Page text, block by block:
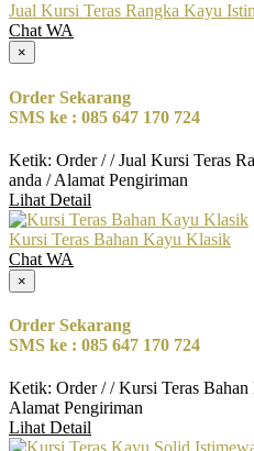
Jual Kursi Teras Rangka Kayu
Chat WA
×
Order Sekarang
SMS ke : 085 647 170 724
Ketik: Order / / Jual Kursi Teras
anda / Alamat Pengiriman
Lihat Detail
Kursi Teras Bahan Kayu Klasik
Chat WA
×
Order Sekarang
SMS ke : 085 647 170 724
Ketik: Order / / Kursi Teras
Alamat Pengiriman
Lihat Detail